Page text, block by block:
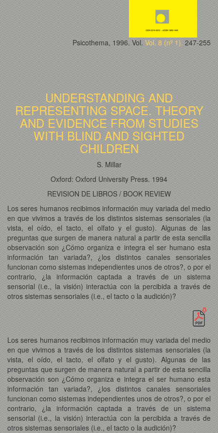
Psicothema, 1996. Vol. Vol. 8 (nº 1). 247-255
UNDERSTANDING AND
REPRESENTING SPACE. THEORY
AND EVIDENCE FROM STUDIES
WITH BLIND AND SIGHTED
CHILDREN
S. Millar
Oxford: Oxford University Press. 1994
REVISION DE LIBROS / BOOK REVIEW
Los seres humanos recibimos información muy variada del medio
en que vivimos a través de los distintos sistemas sensoriales (la
vista, el oído, el tacto, el olfato y el gusto). Algunas de las
preguntas que surgen de manera natural a partir de esta sencilla
observación son ¿Cómo organiza e integra el ser humano esta
información tan variada?, ¿los distintos canales sensoriales
funcionan como sistemas independientes unos de otros?, o por el
contrario, ¿la información captada a través de un sistema
sensorial (i.e., la visión) interactúa con la percibida a través de
otros sistemas sensoriales (i.e., el tacto o la audición)?
Los seres humanos recibimos información muy variada del medio
en que vivimos a través de los distintos sistemas sensoriales (la
vista, el oído, el tacto, el olfato y el gusto). Algunas de las
preguntas que surgen de manera natural a partir de esta sencilla
observación son ¿Cómo organiza e integra el ser humano esta
información tan variada?, ¿los distintos canales sensoriales
funcionan como sistemas independientes unos de otros?, o por el
contrario, ¿la información captada a través de un sistema
sensorial (i.e., la visión) interactúa con la percibida a través de
otros sistemas sensoriales (i.e., el tacto o la audición)?